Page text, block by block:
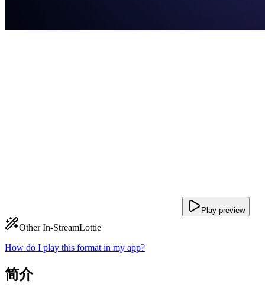
Play preview
Other In-StreamLottie
How do I play this format in my app?
简介